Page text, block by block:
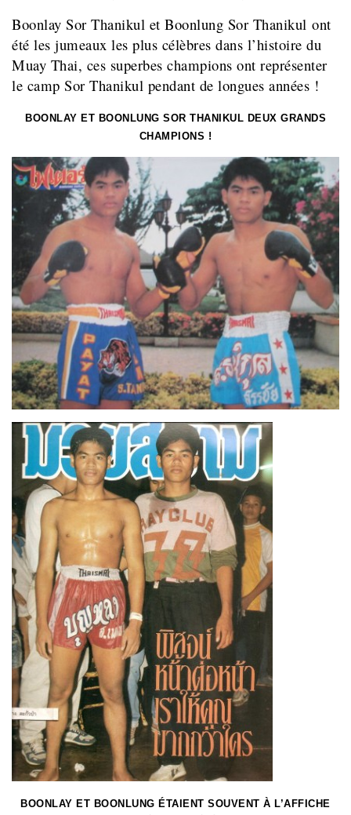
Boonlay Sor Thanikul et Boonlung Sor Thanikul ont
été les jumeaux les plus célèbres dans l’histoire du
Muay Thai, ces superbes champions ont représenter
le camp Sor Thanikul pendant de longues années !
BOONLAY ET BOONLUNG SOR THANIKUL DEUX GRANDS
CHAMPIONS !
BOONLAY ET BOONLUNG ÉTAIENT SOUVENT À L’AFFICHE